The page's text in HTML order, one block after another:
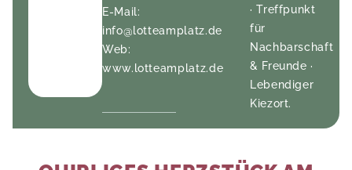
E-Mail:
info@lotteamplatz.de
Web:
www.lotteamplatz.de
· Treffpunkt
für
Nachbarschaft
& Freunde ·
Lebendiger
Kiezort.